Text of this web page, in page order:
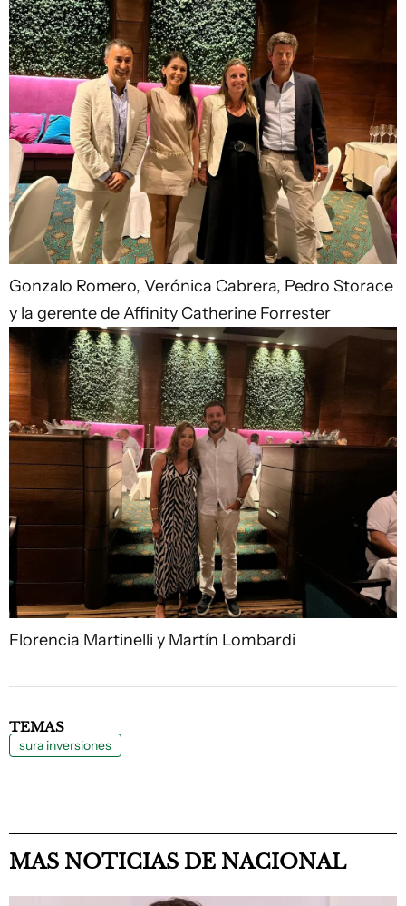
Gonzalo Romero, Verónica Cabrera, Pedro Storace
y la gerente de Affinity Catherine Forrester
Florencia Martinelli y Martín Lombardi
TEMAS
sura inversiones
MAS NOTICIAS DE NACIONAL